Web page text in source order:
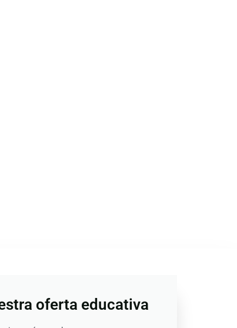
oferta educativa